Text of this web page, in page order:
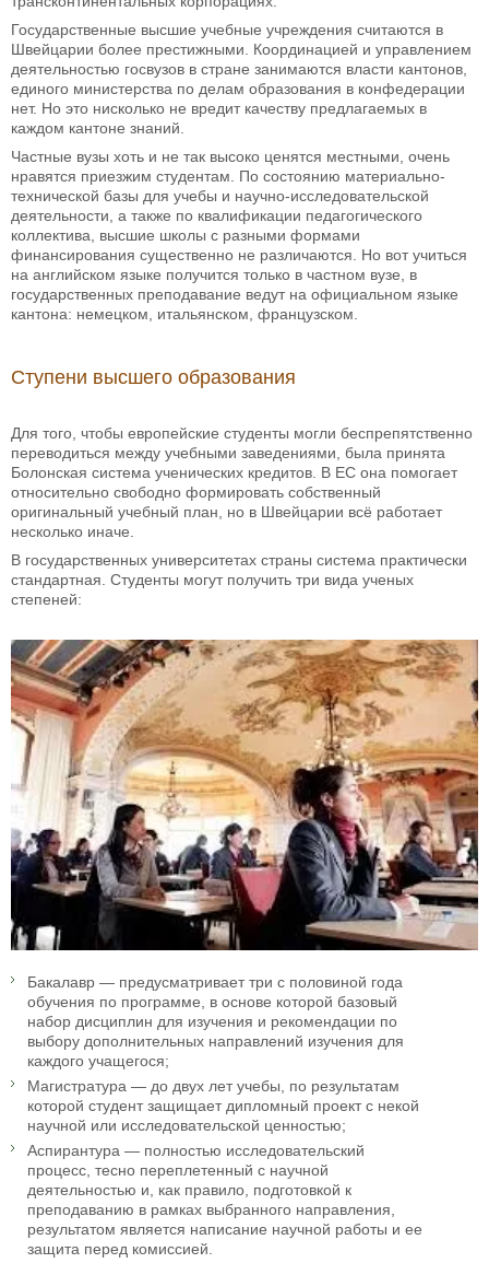
Государственные высшие учебные учреждения считаются в
Швейцарии более престижными. Координацией и управлением
деятельностью госвузов в стране занимаются власти кантонов,
единого министерства по делам образования в конфедерации
нет. Но это нисколько не вредит качеству предлагаемых в
каждом кантоне знаний.
Частные вузы хоть и не так высоко ценятся местными, очень
нравятся приезжим студентам. По состоянию материально-
технической базы для учебы и научно-исследовательской
деятельности, а также по квалификации педагогического
коллектива, высшие школы с разными формами
финансирования существенно не различаются. Но вот учиться
на английском языке получится только в частном вузе, в
государственных преподавание ведут на официальном языке
кантона: немецком, итальянском, французском.
Ступени высшего образования
Для того, чтобы европейские студенты могли беспрепятственно
переводиться между учебными заведениями, была принята
Болонская система ученических кредитов. В ЕС она помогает
относительно свободно формировать собственный
оригинальный учебный план, но в Швейцарии всё работает
несколько иначе.
В государственных университетах страны система практически
стандартная. Студенты могут получить три вида ученых
степеней:
Бакалавр — предусматривает три с половиной года
обучения по программе, в основе которой базовый
набор дисциплин для изучения и рекомендации по
выбору дополнительных направлений изучения для
каждого учащегося;
Магистратура — до двух лет учебы, по результатам
которой студент защищает дипломный проект с некой
научной или исследовательской ценностью;
Аспирантура — полностью исследовательский
процесс, тесно переплетенный с научной
деятельностью и, как правило, подготовкой к
преподаванию в рамках выбранного направления,
результатом является написание научной работы и ее
защита перед комиссией.